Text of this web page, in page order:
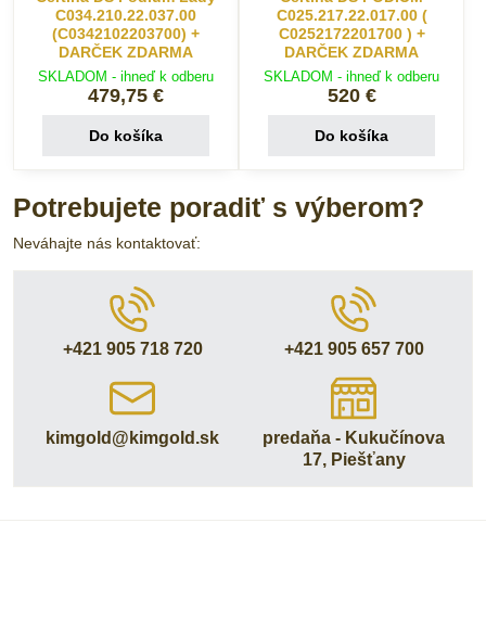
C034.210.22.037.00
(C0342102203700) +
DARČEK ZDARMA
SKLADOM - ihneď k odberu
479,75 €
Do košíka
C025.217.22.017.00 (
C0252172201700 ) +
DARČEK ZDARMA
SKLADOM - ihneď k odberu
520 €
Do košíka
Potrebujete poradiť s výberom?
Neváhajte nás kontaktovať:
+421 905 718 720 +421 905 657 700
kimgold​@kimgold​.sk
predaňa - Kukučínova
17, Piešťany